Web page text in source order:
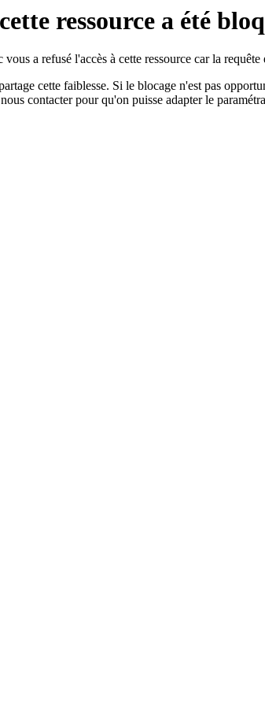
ressource a été
a refusé l'accès à cette ressource car la
cette faiblesse. Si le blocage n'est pas
contacter pour qu'on puisse adapter le